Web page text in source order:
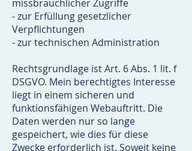
missbräuchlicher Zugriffe
- zur Erfüllung gesetzlicher
Verpflichtungen
- zur technischen Administration
Rechtsgrundlage ist Art. 6 Abs. 1 lit. f
DSGVO. Mein berechtigtes Interesse
liegt in einem sicheren und
funktionsfähigen Webauftritt. Die
Daten werden nur so lange
gespeichert, wie dies für diese
Zwecke erforderlich ist. Soweit keine